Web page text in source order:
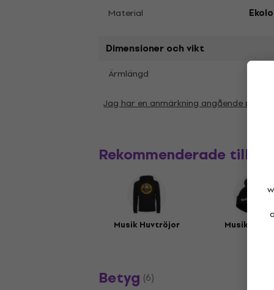
Material
Dimensioner och vikt
Ärmlängd
Jag har en anmärkning angående
Rekommenderade
Musik Huvtröjor
Betyg (6)